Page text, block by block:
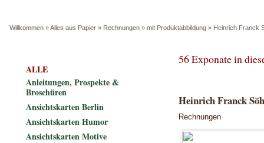
Willkommen »Alles aus Papier » Rechnungen » mit Produktabbildung » Heinrich Franck
56 Exponate in
Heinrich Franck
Rechnungen
ALLE
Anleitungen, Prospekte &
Broschüren
Ansichtskarten Berlin
Ansichtskarten Humor
Ansichtskarten Motive